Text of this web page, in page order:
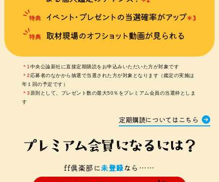
中央公論新社に直接定期購読をお申込みいただいた方が対象です
応募者のなかから抽選で当選された方が対象となります（鑑定の実施は
年１回の予定です）
原則として、プレゼント数の最大50％をプレミアム会員の当選枠としま
す
定期購読についてはこちら
ff倶楽部に未登録なら……